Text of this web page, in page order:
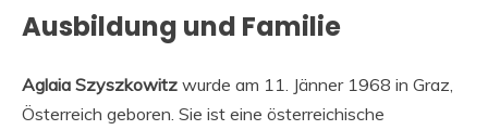
Ausbildung und Familie
Aglaia Szyszkowitz wurde am 11. Jänner 1968 in Graz,
Österreich geboren. Sie ist eine österreichische